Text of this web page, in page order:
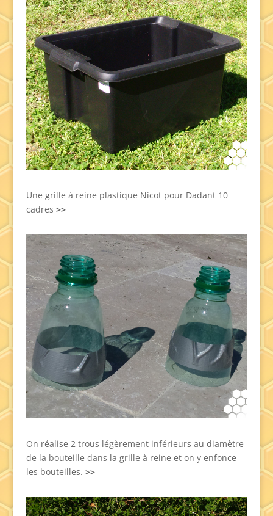
Une grille à reine plastique Nicot pour Dadant 10
cadres >>
On réalise 2 trous légèrement inférieurs au diamètre
de la bouteille dans la grille à reine et on y enfonce
les bouteilles. >>